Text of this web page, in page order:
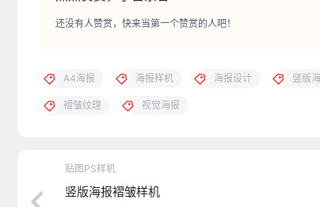
还没有人赞赏，快来当第一个赞赏的人吧！
A4海报 海报样机 海报设计 竖版
褶皱纹理 视觉海报
贴图PS样机
竖版海报褶皱样机